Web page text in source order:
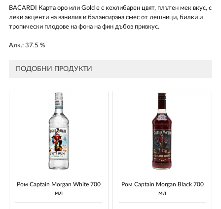
BACARDI Карта оро или Gold е с кехлибарен цвят, плътен мек вкус, с
леки акценти на ванилия и балансирана смес от лешници, билки и
тропически плодове на фона на фин дъбов привкус.
Aлк.: 37.5 %
ПОДОБНИ ПРОДУКТИ
Ром Captain Morgan White 700
мл
Ром Captain Morgan Black 700
мл